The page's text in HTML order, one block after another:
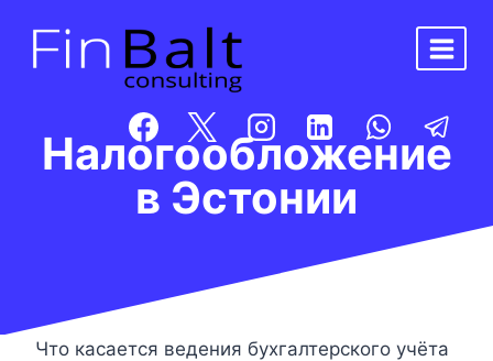
содержимому
Налогообложение
в Эстонии
Что касается ведения бухгалтерского учёта